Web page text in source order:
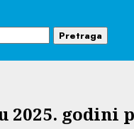
2025.